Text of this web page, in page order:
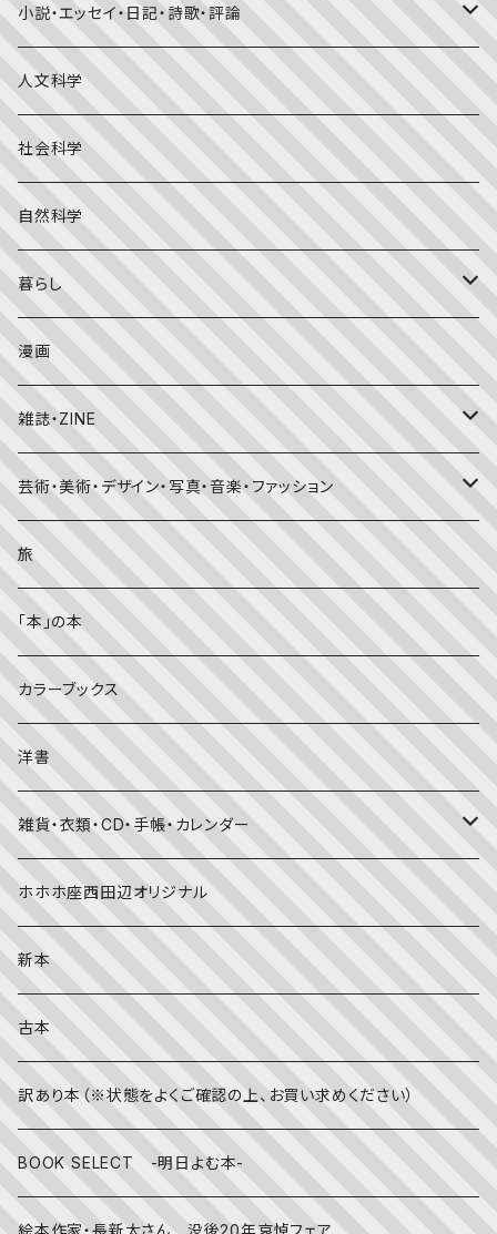
福音館書店月刊誌
こどものとも0.1.2
こどものとも年少版
かがくのとも
その他の月刊誌
おはなしプーカ
チャイルドブックアップル（2・3歳～）
日本の絵本
外国の絵本
昔話・民話
日本の昔話・民話
外国の昔話・民話
おばけ・妖怪・こわい絵本
のりもの絵本
知識の本・図鑑
理科
料理・食育
英語
しかけ絵本
児童書
大人の方に
季節・行事の絵本
春
夏
赤ちゃん（０・１・２歳向け）絵本
文字のない絵本
英語の絵本
写真絵本
小説・エッセイ・日記・詩歌・評論
日本文学
詩・短歌・俳句・ことば
評論
エッセイ・日記
海外文学
人文科学
社会科学
自然科学
暮らし
食・料理
住まい・インテリア
体・健康
趣味
ライフスタイル・生き方
子育て
漫画
雑誌・ZINE
雑誌
ZINE
芸術・美術・デザイン・写真・音楽・ファッション
美術・画集・図録
音楽
写真集
デザイン
ファッション
映画
伝統文化・技法
旅
「本」の本
カラーブックス
洋書
雑貨・衣類・CD・手帳・カレンダー
靴下
日記・手帳
CD
文房具
その他
ホホホ座西田辺オリジナル
新本
古本
訳あり本（※状態をよくご確認の上、お買い求めください）
BOOK SELECT -明日よむ本-
絵本作家・長新太さん 没後20年哀悼フェア